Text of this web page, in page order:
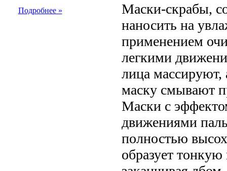
Подробнее »
Маски-скрабы,
наносить на
применением
легкими
лица массируют,
маску смывают
Маски с
движениями
полностью
образует